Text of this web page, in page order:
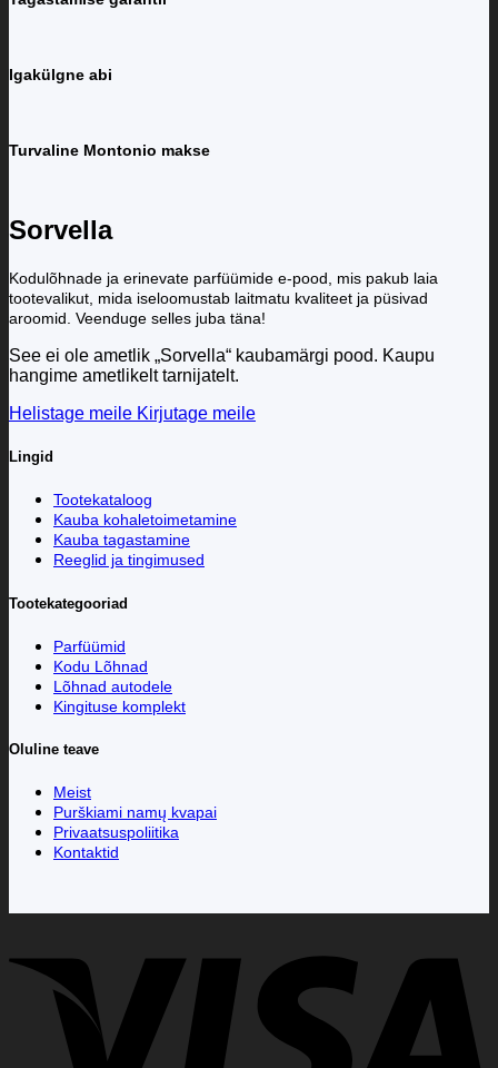
Igakülgne abi
Turvaline Montonio makse
Sorvella
Kodulõhnade ja erinevate parfüümide e-pood, mis pakub laia
tootevalikut, mida iseloomustab laitmatu kvaliteet ja püsivad
aroomid. Veenduge selles juba täna!
See ei ole ametlik „Sorvella“ kaubamärgi pood. Kaupu
hangime ametlikelt tarnijatelt.
Helistage meile Kirjutage meile
Lingid
Tootekataloog
Kauba kohaletoimetamine
Kauba tagastamine
Reeglid ja tingimused
Tootekategooriad
Parfüümid
Kodu Lõhnad
Lõhnad autodele
Kingituse komplekt
Oluline teave
Meist
Purškiami namų kvapai
Privaatsuspoliitika
Kontaktid